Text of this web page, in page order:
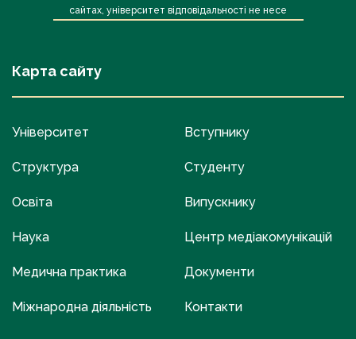
сайтах, університет відповідальності не несе
Карта сайту
Університет
Структура
Освіта
Наука
Медична практика
Міжнародна діяльність
Вступнику
Студенту
Випускнику
Центр медіакомунікацій
Документи
Контакти